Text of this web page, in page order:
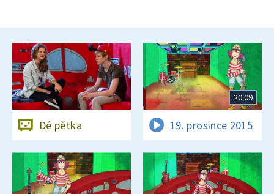
Dé pětka
20:09
19. prosince 2015